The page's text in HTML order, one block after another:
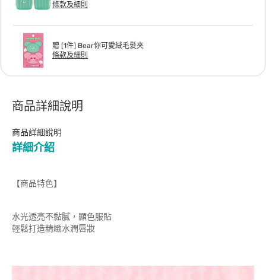
條款及細則
贈 [1件] Bear你可愛絨毛髮夾
條款及細則
商品詳細說明
商品詳細說明
詳細介紹
【商品特色】
水光透亮不黏膩，顯色服貼
輕鬆打造精緻水潤唇妝